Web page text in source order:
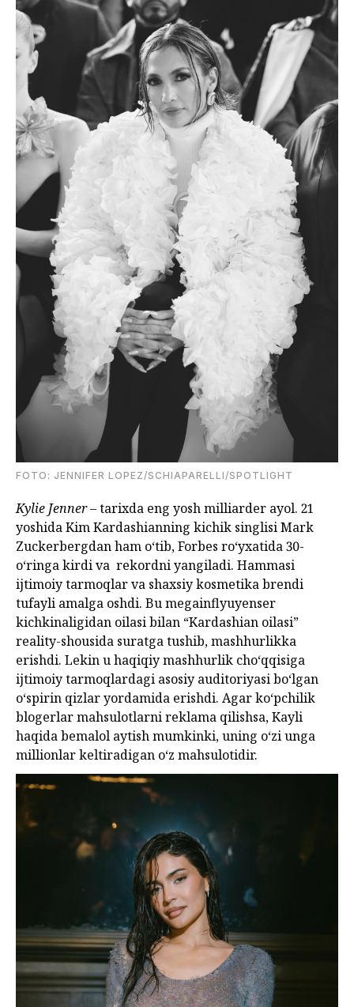
FOTO: JENNIFER LOPEZ/SCHIAPARELLI/SPOTLIGHT
Kylie Jenner– tarixda eng yosh milliarder ayol. 21
yoshida Kim Kardashianning kichik singlisi Mark
Zuckerbergdan ham o‘tib, Forbes ro‘yxatida 30-
o‘ringa kirdi va rekordni yangiladi. Hammasi
ijtimoiy tarmoqlar va shaxsiy kosmetika brendi
tufayli amalga oshdi. Bu megainflyuyenser
kichkinaligidan oilasi bilan “Kardashian oilasi”
reality-shousida suratga tushib, mashhurlikka
erishdi. Lekin u haqiqiy mashhurlik cho‘qqisiga
ijtimoiy tarmoqlardagi asosiy auditoriyasi bo‘lgan
o‘spirin qizlar yordamida erishdi. Agar ko‘pchilik
blogerlar mahsulotlarni reklama qilishsa, Kayli
haqida bemalol aytish mumkinki, uning o‘zi unga
millionlar keltiradigan o‘z mahsulotidir.